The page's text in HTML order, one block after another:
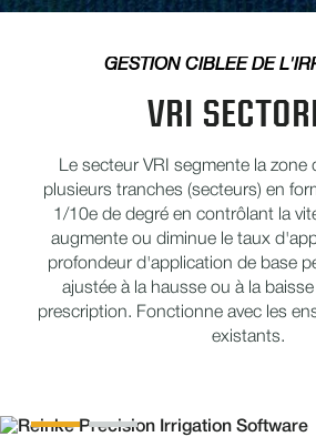
GESTION CIBLÉE DE
VRI
Le secteur VRI segmente la zone
plusieurs tranches (secteurs) en
1/10e de degré en contrôlant la
augmente ou diminue le taux
profondeur d'application de base
ajustée à la hausse ou à la
prescription. Fonctionne avec les
existants.